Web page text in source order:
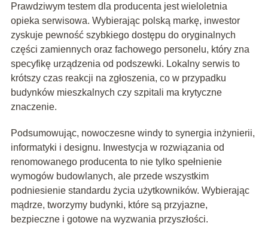
Prawdziwym testem dla producenta jest wieloletnia
opieka serwisowa. Wybierając polską markę, inwestor
zyskuje pewność szybkiego dostępu do oryginalnych
części zamiennych oraz fachowego personelu, który zna
specyfikę urządzenia od podszewki. Lokalny serwis to
krótszy czas reakcji na zgłoszenia, co w przypadku
budynków mieszkalnych czy szpitali ma krytyczne
znaczenie.
Podsumowując, nowoczesne windy to synergia inżynierii,
informatyki i designu. Inwestycja w rozwiązania od
renomowanego producenta to nie tylko spełnienie
wymogów budowlanych, ale przede wszystkim
podniesienie standardu życia użytkowników. Wybierając
mądrze, tworzymy budynki, które są przyjazne,
bezpieczne i gotowe na wyzwania przyszłości.